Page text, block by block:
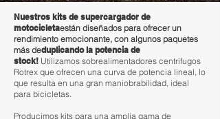
Nuestros kits de supercargador de
motocicletaestán diseñados para ofrecer un
rendimiento emocionante, con algunos paquetes
más deduplicando la potencia de
stock! Utilizamos sobrealimentadores centrífugos
Rotrex que ofrecen una curva de potencia lineal, lo
que resulta en una gran maniobrabilidad, ideal
para bicicletas.
Producimos kits para una amplia gama de